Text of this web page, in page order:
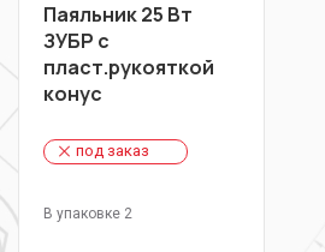
Паяльник 25 Вт
ЗУБР с
пласт.рукояткой
конус
под заказ
В упаковке 2